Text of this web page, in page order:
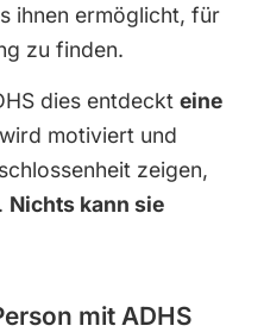
ihnen ermöglicht, für
zu finden.
dies entdeckt eine
motiviert und
zeigen,
Nichts kann sie
mit ADHS